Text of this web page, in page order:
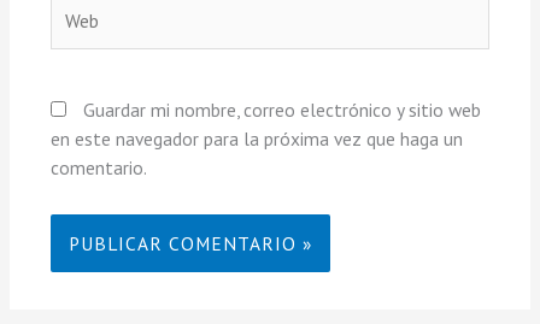
Guardar mi nombre, correo electrónico y sitio web
en este navegador para la próxima vez que haga un
comentario.